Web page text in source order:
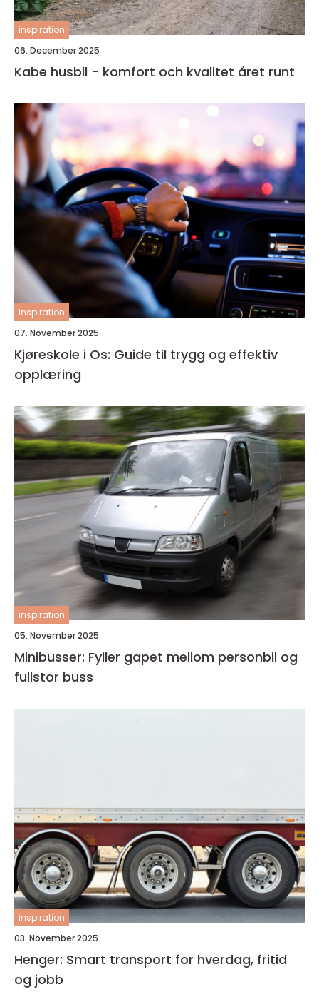
inspiration
06. December 2025
Kabe husbil - komfort och kvalitet året runt
inspiration
07. November 2025
Kjøreskole i Os: Guide til trygg og effektiv
opplæring
inspiration
05. November 2025
Minibusser: Fyller gapet mellom personbil og
fullstor buss
inspiration
03. November 2025
Henger: Smart transport for hverdag, fritid
og jobb